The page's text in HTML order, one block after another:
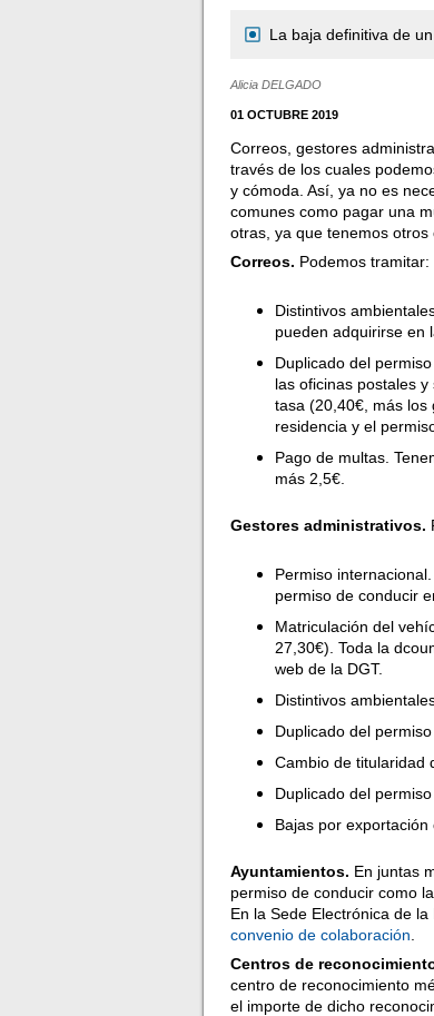
La baja definitiva de
Alicia DELGADO
01 OCTUBRE 2019
Correos, gestores
través de los cuales
y cómoda. Así, ya no es
comunes como pagar una
otras, ya que tenemos otros
Correos. Podemos tramitar:
Distintivos
pueden adquirirse en
Duplicado del
las oficinas postales
tasa (20,40€, más los
residencia y el
Pago de multas.
más 2,5€.
Gestores administrativos.
Permiso
permiso de conducir
Matriculación del
27,30€). Toda la
web de la DGT.
Distintivos
Duplicado del
Cambio de titularidad
Duplicado del
Bajas por exportación
Ayuntamientos. En juntas
permiso de conducir como
En la Sede Electrónica de
convenio de colaboración
Centros de
centro de reconocimiento
el importe de dicho